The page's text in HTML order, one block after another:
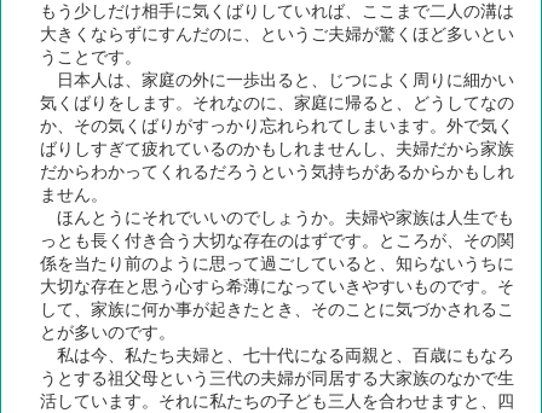
もう少しだけ相手に気くばりしていれば、ここまで二人の溝は
大きくならずにすんだのに、というご夫婦が驚くほど多いとい
うことです。
日本人は、家庭の外に一歩出ると、じつによく周りに細かい
気くばりをします。それなのに、家庭に帰ると、どうしてなの
か、その気くばりがすっかり忘れられてしまいます。外で気く
ばりしすぎて疲れているのかもしれませんし、夫婦だから家族
だからわかってくれるだろうという気持ちがあるからかもしれ
ません。
ほんとうにそれでいいのでしょうか。夫婦や家族は人生でも
っとも長く付き合う大切な存在のはずです。ところが、その関
係を当たり前のように思って過ごしていると、知らないうちに
大切な存在と思う心すら希薄になっていきやすいものです。そ
して、家族に何か事が起きたとき、そのことに気づかされるこ
とが多いのです。
私は今、私たち夫婦と、七十代になる両親と、百歳にもなろ
うとする祖父母という三代の夫婦が同居する大家族のなかで生
活しています。それに私たちの子ども三人を合わせますと、四